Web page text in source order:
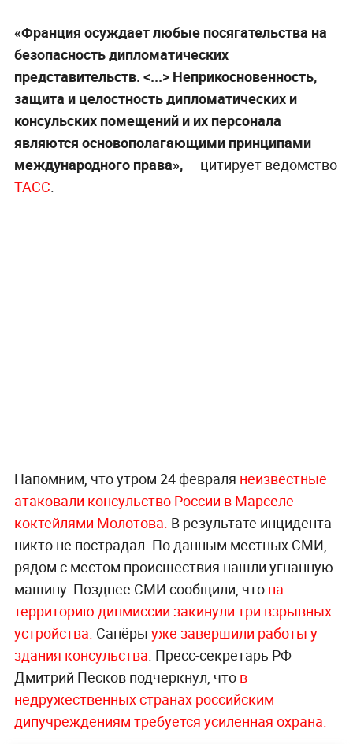
«Франция осуждает любые посягательства на
безопасность дипломатических
представительств. <...> Неприкосновенность,
защита и целостность дипломатических и
консульских помещений и их персонала
являются основополагающими принципами
международного права»,— цитирует ведомство
ТАСС
Напомним, что утром 24 февраля неизвестные
атаковали консульство России в Марселе
коктейлями Молотова. В результате инцидента
никто не пострадал. По данным местных СМИ,
рядом с местом происшествия нашли угнанную
машину. Позднее СМИ сообщили, что на
территорию дипмиссии закинули три взрывных
устройства. Сапёры уже завершили работы у
здания консульства . Пресс-секретарь РФ
Дмитрий Песков подчеркнул, что в
недружественных странах российским
дипучреждениям требуется усиленная охрана.